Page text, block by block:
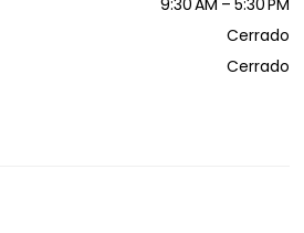
9:30 AM – 5:30 PM
Cerrado
Cerrado